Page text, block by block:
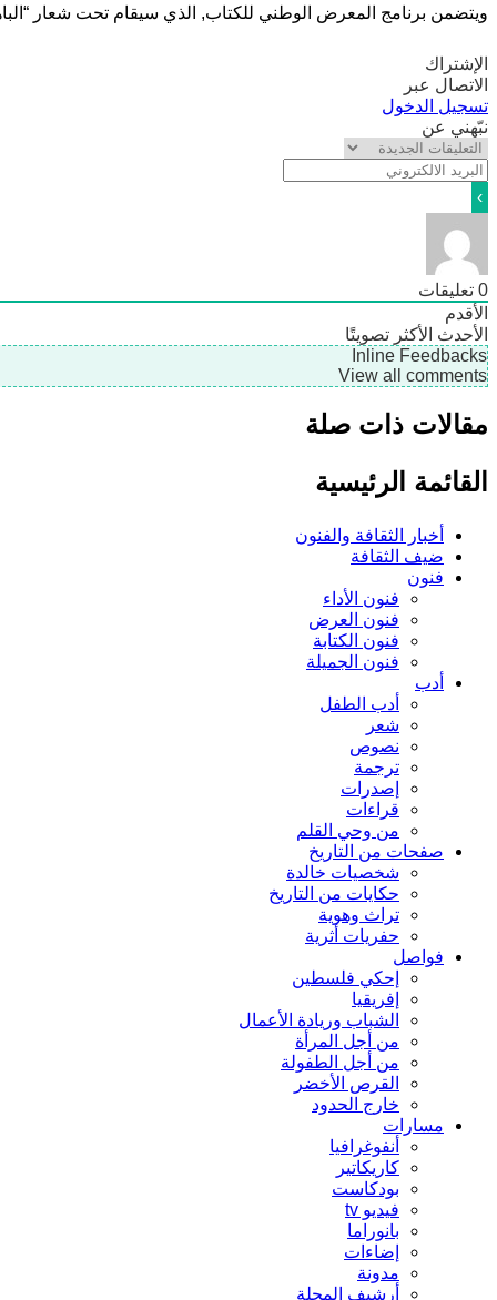
ويتضمن برنامج المعرض الوطني للكتاب, الذي سيقام تحت شعار
الإشتراك
الاتصال عبر
تسجيل الدخول
نبّهني عن
0 تعليقات
الأقدم
الأحدث الأكثر تصويتًا
Inline Feedbacks
View all comments
مقالات ذات صلة
القائمة الرئيسية
أخبار الثقافة والفنون
ضيف الثقافة
فنون
فنون الأداء
فنون العرض
فنون الكتابة
فنون الجميلة
أدب
أدب الطفل
شعر
نصوص
ترجمة
إصدرات
قراءات
من وحي القلم
صفحات من التاريخ
شخصيات خالدة
حكايات من التاريخ
تراث وهوية
حفريات أثرية
فواصل
إحكي فلسطين
إفريقيا
الشباب وريادة الأعمال
من أجل المرأة
من أجل الطفولة
القرص الأخضر
خارج الحدود
مسارات
أنفوغرافيا
كاريكاتير
بودكاست
فيديو tv
بانوراما
إضاءات
مدونة
أرشيف المجلة